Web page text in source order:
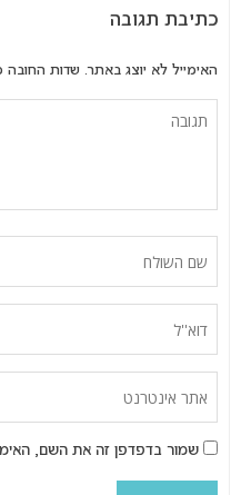
כתיבת תגובה
האימייל לא יוצג באתר. שדות החובה
שמור בדפדפן זה את השם,